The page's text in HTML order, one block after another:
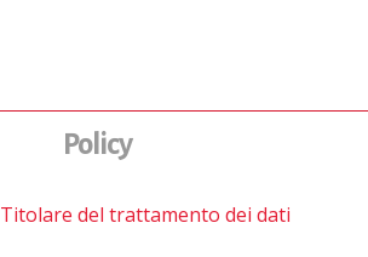
Policy
Titolare del trattamento dei dati